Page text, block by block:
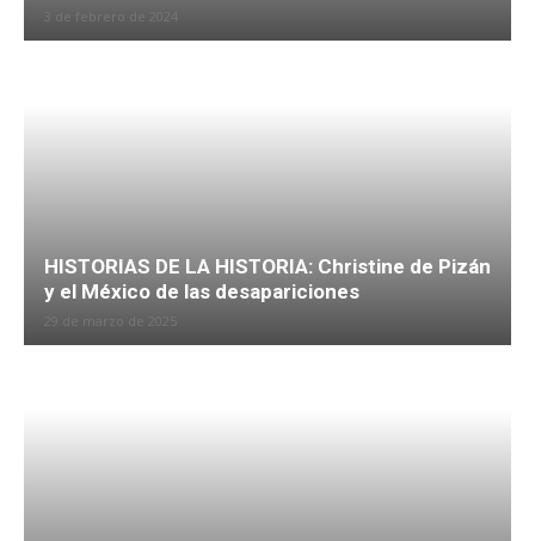
3 de febrero de 2024
HISTORIAS DE LA HISTORIA: Christine de Pizán
y el México de las desapariciones
29 de marzo de 2025